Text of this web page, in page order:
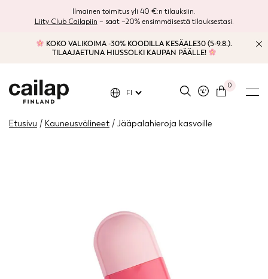
Ilmainen toimitus yli 40 €:n tilauksiin.
Liity Club Cailapiin – saat –20% ensimmäisestä tilauksestasi.
KOKO VALIKOIMA -30% KOODILLA KESÄALE30 (5-9.8.).
TILAAJAETUNA HIUSSOLKI KAUPAN PÄÄLLE!
0
FI
Etusivu / Kauneusvälineet / Jääpalahieroja kasvoille